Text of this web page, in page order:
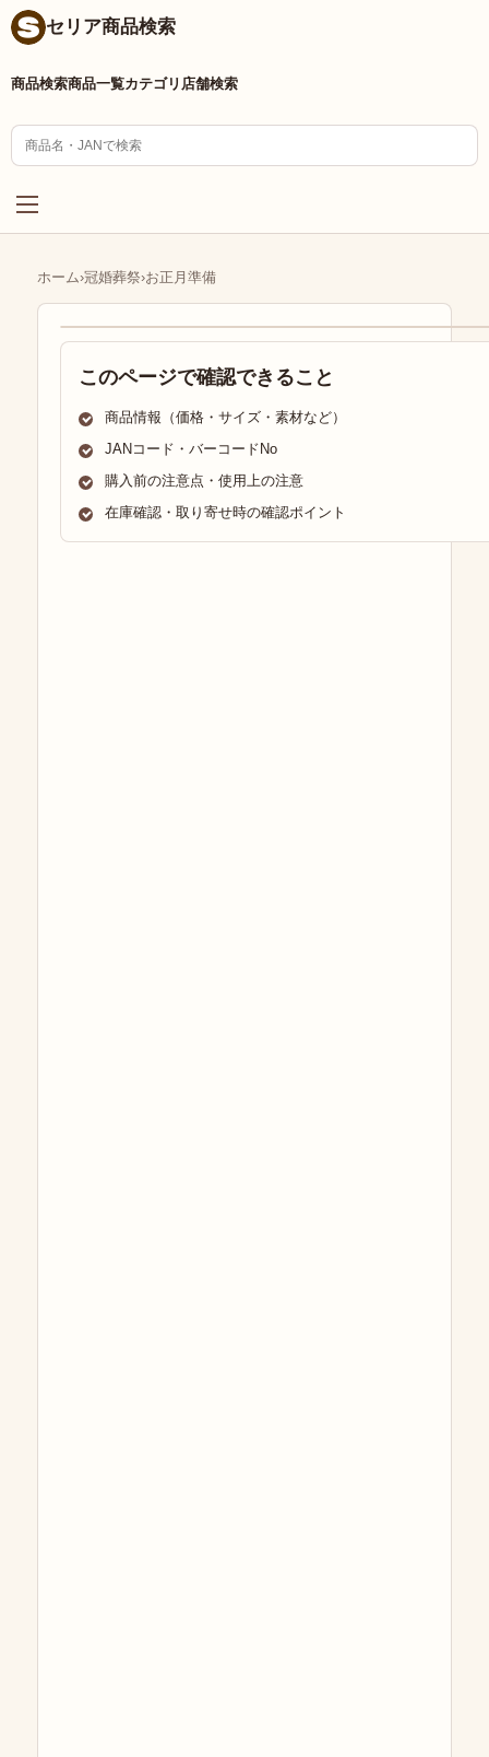
セリア商品検索
商品検索商品一覧カテゴリ 店舗検索
ホーム›冠婚葬祭›お正月準備
このページで確認できること
商品情報（価格・サイズ・素材など）
JANコード・バーコードNo
購入前の注意点・使用上の注意
在庫確認・取り寄せ時の確認ポイント